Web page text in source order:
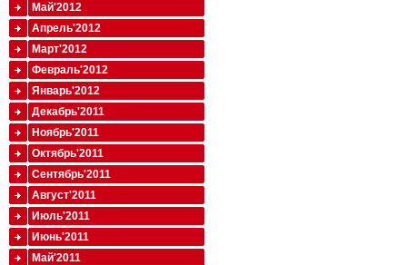
Май'2012
Апрель'2012
Март'2012
Февраль'2012
Январь'2012
Декабрь'2011
Ноябрь'2011
Октябрь'2011
Сентябрь'2011
Август'2011
Июль'2011
Июнь'2011
Май'2011